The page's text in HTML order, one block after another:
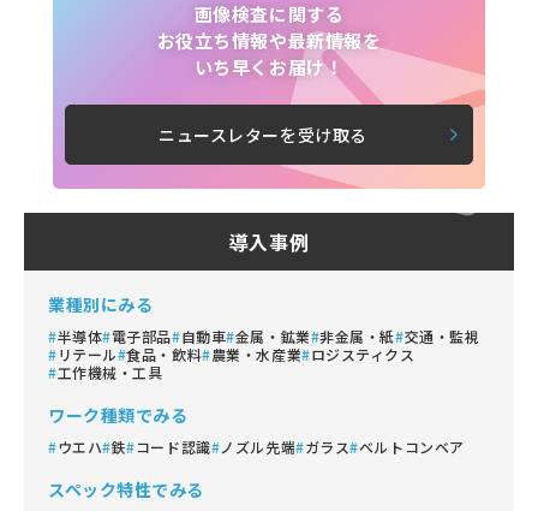
画像検査に関する
お役立ち情報や最新情報を
いち早くお届け！
ニュースレターを受け取る
導入事例
業種別にみる
半導体 電子部品 自動車 金属・鉱業 非金属・紙 交通・監視
リテール 食品・飲料 農業・水産業 ロジスティクス
工作機械・工具
ワーク種類でみる
ウエハ 鉄 コード認識 ノズル先端 ガラス ベルトコンベア
スペック特性でみる